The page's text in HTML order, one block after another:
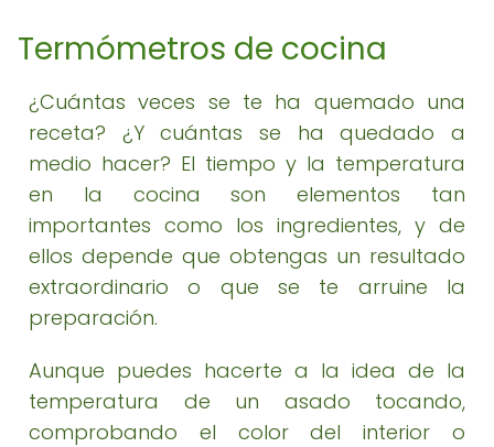
Termómetros de cocina
¿Cuántas veces se te ha quemado una
receta? ¿Y cuántas se ha quedado a
medio hacer? El tiempo y la temperatura
en la cocina son elementos tan
importantes como los ingredientes, y de
ellos depende que obtengas un resultado
extraordinario o que se te arruine la
preparación.
Aunque puedes hacerte a la idea de la
temperatura de un asado tocando,
comprobando el color del interior o